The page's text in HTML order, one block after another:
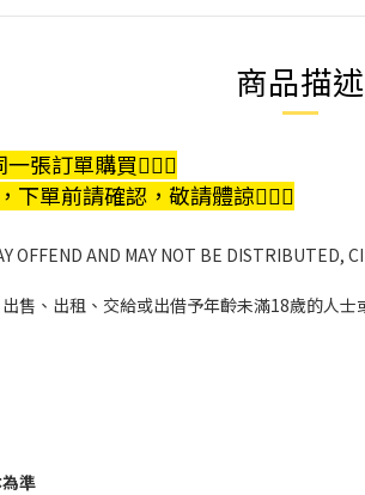
商品描述
張訂單購買🙇🏻‍♀️
，下單前請確認，敬請體諒🙇🏻‍♀️
OFFEND AND MAY NOT BE DISTRIBUTED,
售、出租、交給或出借予年齡未滿18歲的人士
準